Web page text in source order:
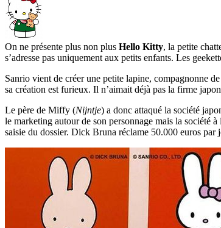
On ne présente plus non plus Hello Kitty, la petite
s’adresse pas uniquement aux petits enfants. Les
Sanrio vient de créer une petite lapine, compagnonne
sa création est furieux. Il n’aimait déjà pas la firme
Le père de Miffy (Nijntje) a donc attaqué la société
le marketing autour de son personnage mais la société
saisie du dossier. Dick Bruna réclame 50.000 euros par